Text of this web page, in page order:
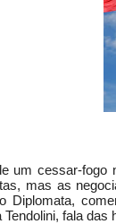
um cessar-
mas as
Diplomata,
fala